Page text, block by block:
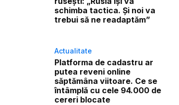
schimba tactica. Și noi va
trebui să ne readaptăm”
Actualitate
Platforma de cadastru ar
putea reveni online
săptămâna viitoare. Ce se
întâmplă cu cele 94.000 de
cereri blocate